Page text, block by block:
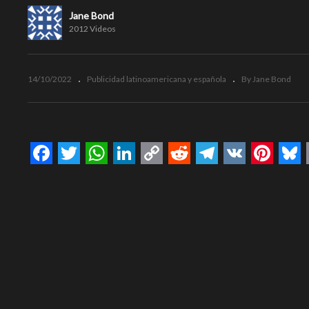
Jane Bond
2012 Videos
14/10/2022 Publicidad latinoamericana y española By Jane Bond